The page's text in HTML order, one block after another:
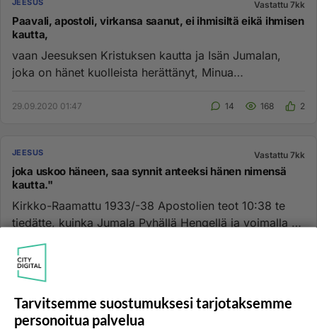
JEESUS Vastattu 7kk
Paavali, apostoli, virkansa saanut, ei ihmisiltä eikä ihmisen
kautta,
vaan Jeesuksen Kristuksen kautta ja Isän Jumalan,
joka on hänet kuolleista herättänyt, Minua
29.09.2020 01:47 14 168 2
JEESUS Vastattu 7kk
joka uskoo häneen, saa synnit anteeksi hänen nimensä
kautta."
Kirkko-Raamattu 1933/-38 Apostolien teot 10:38 te
tiedätte, kuinka Jumala Pyhällä Hengellä ja voimalla oli
voidellut...
09.01.2020 22:48
JEESUS Vastattu 7kk
Silloin Herra ilmestyi Abramille ja sanoi: "Sinun
Tarvitsemme suostumuksesi tarjotaksemme
personoitua palvelua